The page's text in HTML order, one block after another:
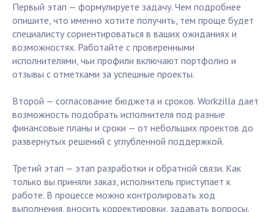
Первый этап — формулируете задачу. Чем подробнее
опишите, что именно хотите получить, тем проще будет
специалисту сориентироваться в ваших ожиданиях и
возможностях. Работайте с проверенными
исполнителями, чьи профили включают портфолио и
отзывы с отметками за успешные проекты.
Второй — согласование бюджета и сроков. Workzilla дает
возможность подобрать исполнителя под разные
финансовые планы и сроки — от небольших проектов до
развернутых решений с углубленной поддержкой.
Третий этап — этап разработки и обратной связи. Как
только вы приняли заказ, исполнитель приступает к
работе. В процессе можно контролировать ход
выполнения, вносить корректировки, задавать вопросы.